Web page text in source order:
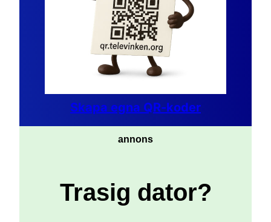
Skapa egna QR-koder
annons
Trasig dator?